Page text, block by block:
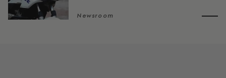
Newsroom